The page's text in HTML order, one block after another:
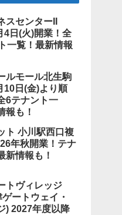
スセンターII
4日(火)開業！全
一覧！最新情報
ルモール北生駒
10日(金)より順
6テナント一
報も！
ト 小川駅西口複
年秋開業！テナ
新情報も！
トヴィレッジ
ートウェイ・
) 2027年度以降